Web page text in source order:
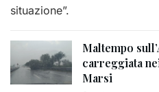
situazione”.
Maltempo
carreggiata
Marsi